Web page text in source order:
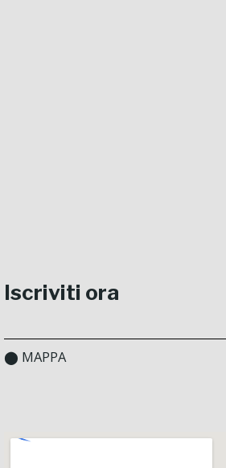
Iscriviti ora
⬤ MAPPA